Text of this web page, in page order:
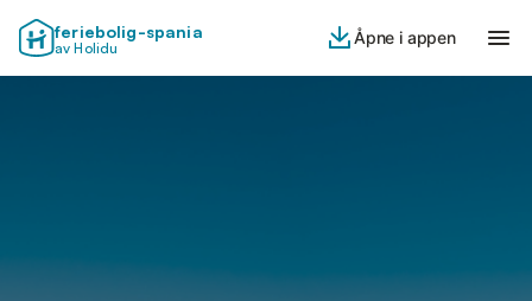
feriebolig-spania
av Holidu
Åpne i appen